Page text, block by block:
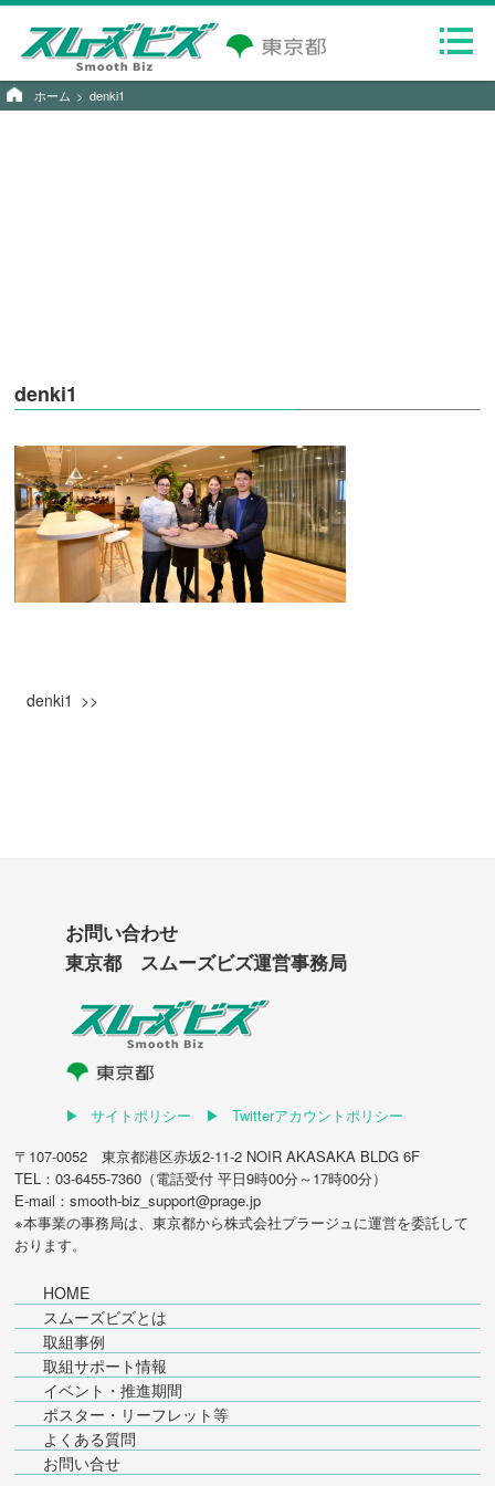
ホーム denki1
denki1
denki1
お問い合わせ
東京都 スムーズビズ運営事務局
サイトポリシー
Twitterアカウントポリシー
〒107-0052 東京都港区赤坂2-11-2 NOIR AKASAKA BLDG 6F
TEL：03-6455-7360（電話受付 平日9時00分～17時00分）
E-mail：smooth-biz_support@prage.jp
※本事業の事務局は、東京都から株式会社プラージュに運営を委託して
おります。
HOME
スムーズビズとは
取組事例
取組サポート情報
イベント・推進期間
ポスター・リーフレット等
よくある質問
お問い合せ